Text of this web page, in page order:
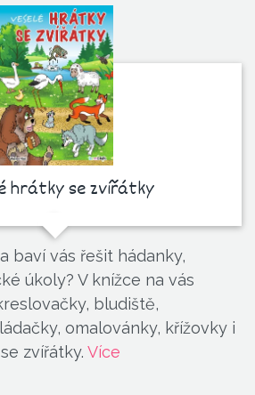
hrátky se zvířátky
baví vás řešit hádanky,
úkoly? V knížce na vás
bludiště,
omalovánky, křížovky i
zvířátky. Více